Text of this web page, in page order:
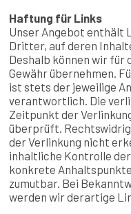
Haftung für Links
Unser Angebot enthält
Dritter, auf deren
Deshalb können wir für
Gewähr übernehmen.
ist stets der jeweilige
verantwortlich. Die
Zeitpunkt der
überprüft.
der Verlinkung nicht
inhaltliche Kontrolle
konkrete
zumutbar. Bei
werden wir derartige